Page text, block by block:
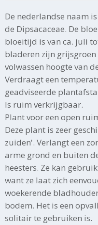
De nederlandse naam is
de Dipsacaceae. De
bloeitijd is van ca. juli
bladeren zijn grijsgroen
volwassen hoogte van
Verdraagt een
geadviseerde
Is ruim verkrijgbaar.
Plant voor een open
Deze plant is zeer
zuiden'. Verlangt een
arme grond en buiten
heesters. Ze kan
want ze laat zich
woekerende
bodem. Het is een
solitair te gebruiken is.